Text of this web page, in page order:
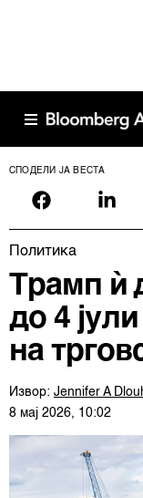
СПОДЕЛИ ЈА ВЕСТА
Политика
Трамп ѝ
до 4
на
Извор: Jennifer A
8 мај 2026, 10:02